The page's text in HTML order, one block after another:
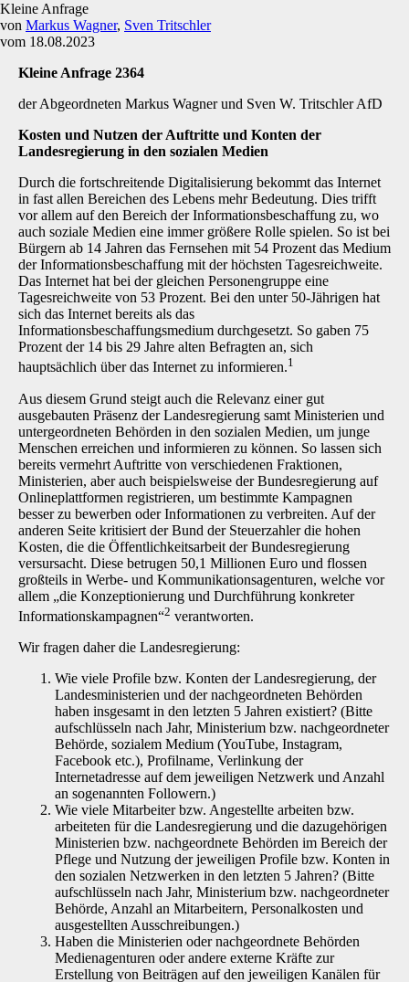
Kleine Anfrage
von Markus Wagner, Sven Tritschler
vom 18.08.2023
Kleine Anfrage 2364
der Abgeordneten Markus Wagner und Sven W. Tritschler AfD
Kosten und Nutzen der Auftritte und Konten der
Landesregierung in den sozialen Medien
Durch die fortschreitende Digitalisierung bekommt das Internet
in fast allen Bereichen des Lebens mehr Bedeutung. Dies trifft
vor allem auf den Bereich der Informationsbeschaffung zu, wo
auch soziale Medien eine immer größere Rolle spielen. So ist bei
Bürgern ab 14 Jahren das Fernsehen mit 54 Prozent das Medium
der Informationsbeschaffung mit der höchsten Tagesreichweite.
Das Internet hat bei der gleichen Personengruppe eine
Tagesreichweite von 53 Prozent. Bei den unter 50-Jährigen hat
sich das Internet bereits als das
Informationsbeschaffungsmedium durchgesetzt. So gaben 75
Prozent der 14 bis 29 Jahre alten Befragten an, sich
hauptsächlich über das Internet zu informieren.1
Aus diesem Grund steigt auch die Relevanz einer gut
ausgebauten Präsenz der Landesregierung samt Ministerien und
untergeordneten Behörden in den sozialen Medien, um junge
Menschen erreichen und informieren zu können. So lassen sich
bereits vermehrt Auftritte von verschiedenen Fraktionen,
Ministerien, aber auch beispielsweise der Bundesregierung auf
Onlineplattformen registrieren, um bestimmte Kampagnen
besser zu bewerben oder Informationen zu verbreiten. Auf der
anderen Seite kritisiert der Bund der Steuerzahler die hohen
Kosten, die die Öffentlichkeitsarbeit der Bundesregierung
versursacht. Diese betrugen 50,1 Millionen Euro und flossen
großteils in Werbe- und Kommunikationsagenturen, welche vor
allem „die Konzeptionierung und Durchführung konkreter
Informationskampagnen“2 verantworten.
Wir fragen daher die Landesregierung:
Wie viele Profile bzw. Konten der Landesregierung, der
Landesministerien und der nachgeordneten Behörden
haben insgesamt in den letzten 5 Jahren existiert? (Bitte
aufschlüsseln nach Jahr, Ministerium bzw. nachgeordneter
Behörde, sozialem Medium (YouTube, Instagram,
Facebook etc.), Profilname, Verlinkung der
Internetadresse auf dem jeweiligen Netzwerk und Anzahl
an sogenannten Followern.)
Wie viele Mitarbeiter bzw. Angestellte arbeiten bzw.
arbeiteten für die Landesregierung und die dazugehörigen
Ministerien bzw. nachgeordnete Behörden im Bereich der
Pflege und Nutzung der jeweiligen Profile bzw. Konten in
den sozialen Netzwerken in den letzten 5 Jahren? (Bitte
aufschlüsseln nach Jahr, Ministerium bzw. nachgeordneter
Behörde, Anzahl an Mitarbeitern, Personalkosten und
ausgestellten Ausschreibungen.)
Haben die Ministerien oder nachgeordnete Behörden
Medienagenturen oder andere externe Kräfte zur
Erstellung von Beiträgen auf den jeweiligen Kanälen für